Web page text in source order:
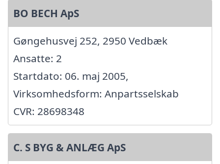
BO BECH ApS
Gøngehusvej 252, 2950 Vedbæk
Ansatte: 2
Startdato: 06. maj 2005,
Virksomhedsform: Anpartsselskab
CVR: 28698348
C. S BYG & ANLÆG ApS